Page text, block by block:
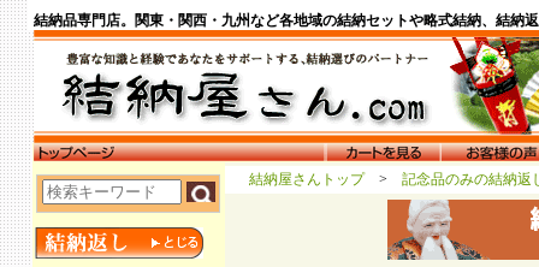
結納品専門店。関東・関西・九州など各地域の結納セットや略式結納、結納
結納屋さんトップ > 記念品のみの結納